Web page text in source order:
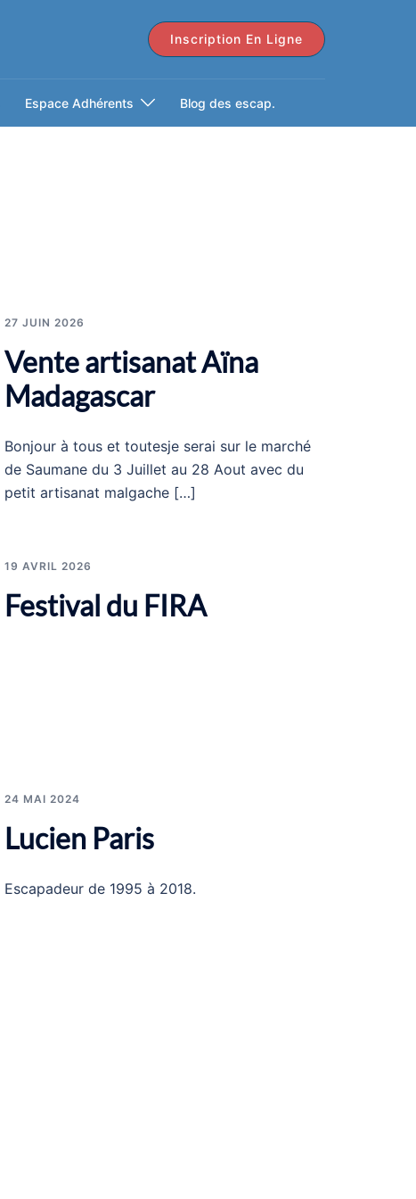
Inscription En Ligne
Espace Adhérents Blog des escap.
27 JUIN 2026
Vente artisanat Aïna
Madagascar
Bonjour à tous et toutesje serai sur le marché
de Saumane du 3 Juillet au 28 Aout avec du
petit artisanat malgache […]
19 AVRIL 2026
Festival du FIRA
24 MAI 2024
Lucien Paris
Escapadeur de 1995 à 2018.